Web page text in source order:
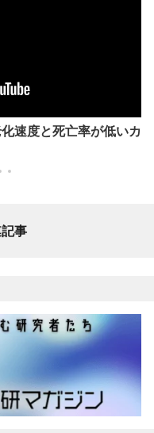
速度と死亡率が低いカ
事